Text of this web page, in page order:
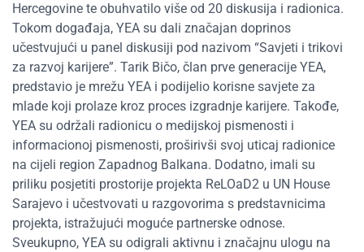
Hercegovine te obuhvatilo više od 20 diskusija i radionica.
Tokom događaja, YEA su dali značajan doprinos
učestvujući u panel diskusiji pod nazivom “Savjeti i trikovi
za razvoj karijere”. Tarik Bičo, član prve generacije YEA,
predstavio je mrežu YEA i podijelio korisne savjete za
mlade koji prolaze kroz proces izgradnje karijere. Takođe,
YEA su održali radionicu o medijskoj pismenosti i
informacionoj pismenosti, proširivši svoj uticaj radionice
na cijeli region Zapadnog Balkana. Dodatno, imali su
priliku posjetiti prostorije projekta ReLOaD2 u UN House
Sarajevo i učestvovati u razgovorima s predstavnicima
projekta, istražujući moguće partnerske odnose.
Sveukupno, YEA su odigrali aktivnu i značajnu ulogu na